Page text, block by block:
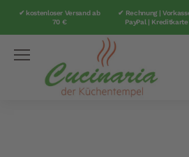
✔ kostenloser Versand ab
70 €
✔ Rechnung |
PayPal | Kreditkarte